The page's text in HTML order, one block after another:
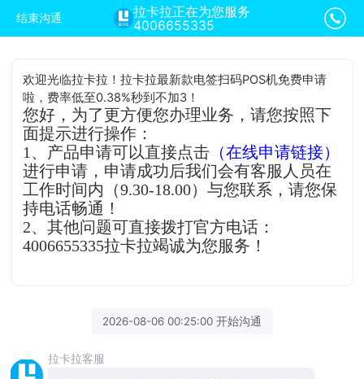
结束沟通
拉卡拉正在为您服务
4006655335
欢迎光临拉卡拉！拉卡拉最新款电签扫码POS机免费申请
啦，费率低至0.38%秒到不加3！
您好，为了更方便您办理业务，请您按照下
面提示进行操作：
1、产品申请可以直接点击 （在线申请链接）
进行申请，申请成功后我们会有客服人员在
工作时间内（9.30-18.00）与您联系，请您保
持电话畅通！
2、其他问题可直接拨打官方电话：
4006655335拉卡拉竭诚为您服务！
2026-08-06 00:25:00 开始沟通
拉卡拉客服